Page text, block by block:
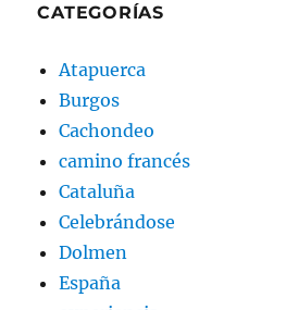
CATEGORÍAS
Atapuerca
Burgos
Cachondeo
camino francés
Cataluña
Celebrándose
Dolmen
España